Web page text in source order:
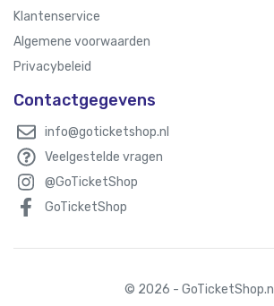
Klantenservice
Algemene voorwaarden
Privacybeleid
Contactgegevens
info@goticketshop.nl
Veelgestelde vragen
@GoTicketShop
GoTicketShop
© 2026 - GoTicketShop.nl